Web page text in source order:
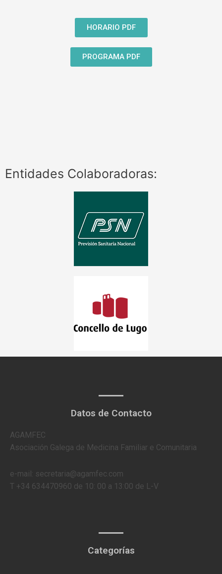
HORARIO PDF
PROGRAMA PDF
Entidades Colaboradoras:
Datos de Contacto
AGAMFEC
Asociación Galega de Medicina Familiar e Comunitaria
e-mail: secretaria@agamfec.com
T +34 634470960 de 10: 00 a 13:00 de L-V
Categorías